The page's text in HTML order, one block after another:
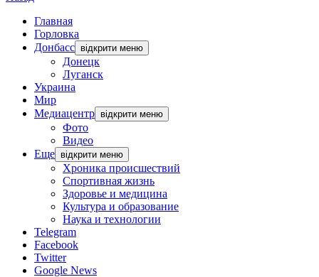
Главная
Горловка
Донбасс відкрити меню
Донецк
Луганск
Украина
Мир
Медиацентр відкрити меню
Фото
Видео
Еще відкрити меню
Хроника происшествий
Спортивная жизнь
Здоровье и медицина
Культура и образование
Наука и технологии
Telegram
Facebook
Twitter
Google News